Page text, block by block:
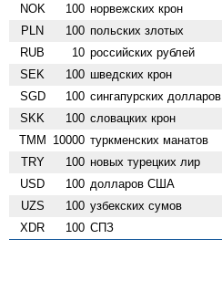
NOK 100 норвежских крон
PLN 100 польских злотых
RUB 10 российских рублей
SEK 100 шведских крон
SGD 100 сингапурских долларов
SKK 100 словацких крон
TMM 10000 туркменских манатов
TRY 100 новых турецких лир
USD 100 долларов США
UZS 100 узбекских сумов
XDR 100 СПЗ